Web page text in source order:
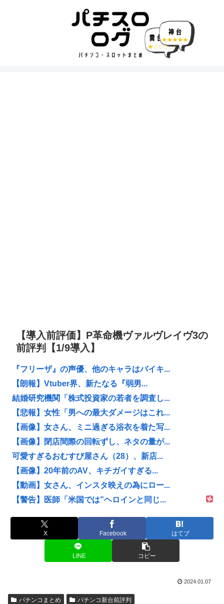
【導入前評価】P革命機ヴァルヴレイヴ3の
前評判【1/9導入】
『フリーザ』の声優、他のキャラはバイキ...
【朗報】Vtuber界、新たなる『弱男...
結婚研究機関「株式投資家の若者を調査し...
【悲報】女性「男への最大ダメージはこれ...
【画像】女さん、ミニ過ぎる浴衣を着た写...
【画像】閉店間際の回転ずし、ネタの量が...
可愛すぎるおむすび屋さん（28）、新店...
【画像】20年前のAV、キチガイすぎる...
【動画】女さん、インスタ映えの為にロー...
【警告】医師「米国では”ヘロインと同じ...
X Facebook はてブ
LINE コピー
2024.01.07
パチンコまとめ
パチンコ新台前評判